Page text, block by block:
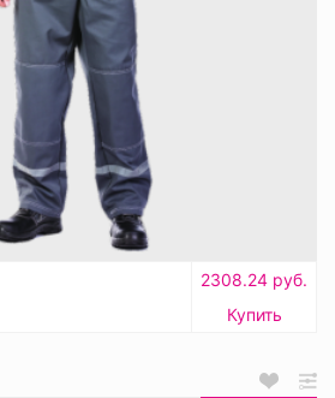
2308.24 руб.
Купить